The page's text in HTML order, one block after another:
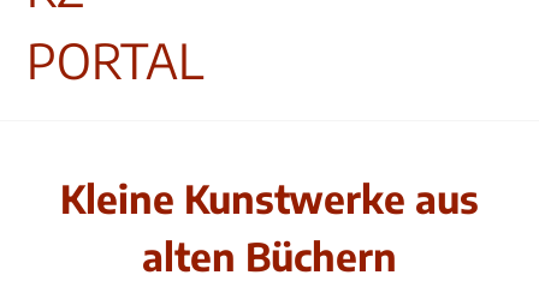
Kleine Kunstwerke aus
alten Büchern